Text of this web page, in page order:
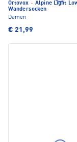
Ortovox · Alpine Light
Wandersocken
Damen
€ 21,99